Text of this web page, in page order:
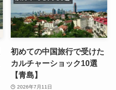
初めての中国旅行で受けた
カルチャーショック10選
【青島】
2026年7月11日